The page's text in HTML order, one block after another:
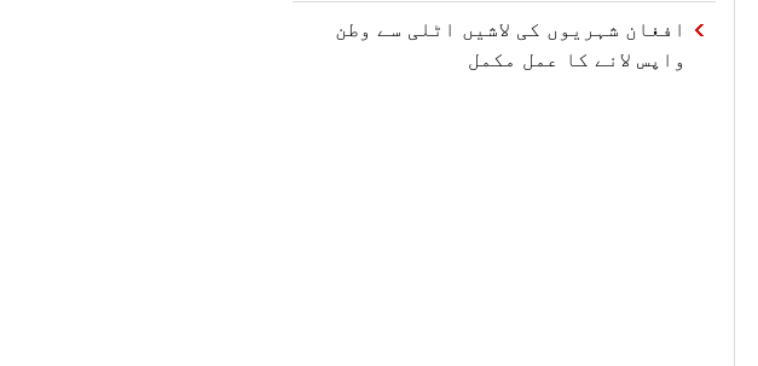
افغان شہریوں کی لاشیں اٹلی سے وطن
واپس لانے کا عمل مکمل